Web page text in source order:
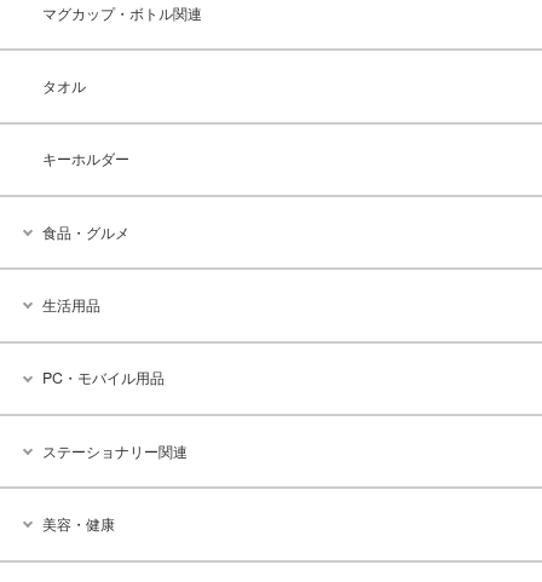
マグカップ・ボトル関連
タオル
キーホルダー
食品・グルメ
生活用品
PC・モバイル用品
ステーショナリー関連
美容・健康